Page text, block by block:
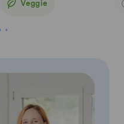
Veggie
Veggie